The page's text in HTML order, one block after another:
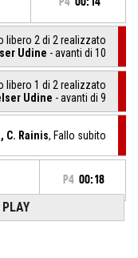
libero 2 di 2 realizzato
Udine - avanti di 10
libero 1 di 2 realizzato
Udine - avanti di 9
C. Rainis, Fallo subito
P4 00:18
Da Pozzo, Fallo subito